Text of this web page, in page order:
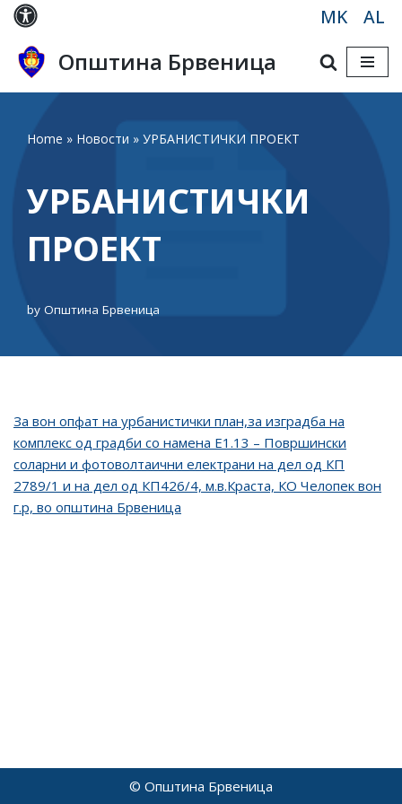
Skip
to
content
MK AL
Општина Брвеница
Home » Новости » УРБАНИСТИЧКИ ПРОЕКТ
УРБАНИСТИЧКИ
ПРОЕКТ
by Општина Брвеница
За вон опфат на урбанистички план,за изградба на
комплекс од градби со намена Е1.13 – Површински
соларни и фотоволтаични електрани на дел од КП
2789/1 и на дел од КП426/4, м.в.Краста, КО Челопек вон
г.р, во општина Брвеница
© Општина Брвеница